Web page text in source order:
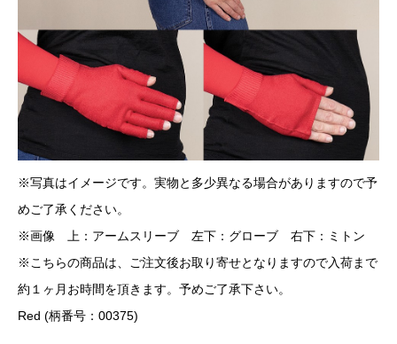
※写真はイメージです。実物と多少異なる場合がありますので予
めご了承ください。
※画像 上：アームスリーブ 左下：グローブ 右下：ミトン
※こちらの商品は、ご注文後お取り寄せとなりますので入荷まで
約１ヶ月お時間を頂きます。予めご了承下さい。
Red (柄番号：00375)